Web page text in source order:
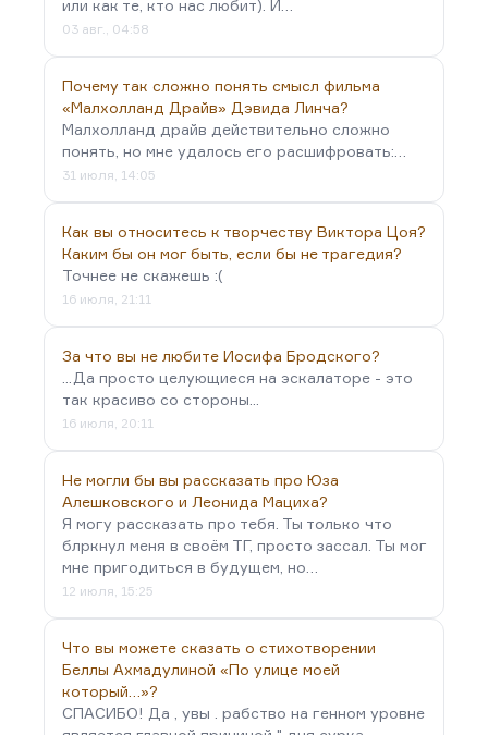
или как те, кто нас любит). И…
03 авг., 04:58
Почему так сложно понять смысл фильма
«Малхолланд Драйв» Дэвида Линча?
Малхолланд драйв действительно сложно
понять, но мне удалось его расшифровать:…
31 июля, 14:05
Как вы относитесь к творчеству Виктора Цоя?
Каким бы он мог быть, если бы не трагедия?
Точнее не скажешь :(
16 июля, 21:11
За что вы не любите Иосифа Бродского?
...Да просто целующиеся на эскалаторе - это
так красиво со стороны...
16 июля, 20:11
Не могли бы вы рассказать про Юза
Алешковского и Леонида Мациха?
Я могу рассказать про тебя. Ты только что
блркнул меня в своём ТГ, просто зассал. Ты мог
мне пригодиться в будущем, но…
12 июля, 15:25
Что вы можете сказать о стихотворении
Беллы Ахмадулиной «По улице моей
который…»?
СПАСИБО! Да , увы . рабство на генном уровне